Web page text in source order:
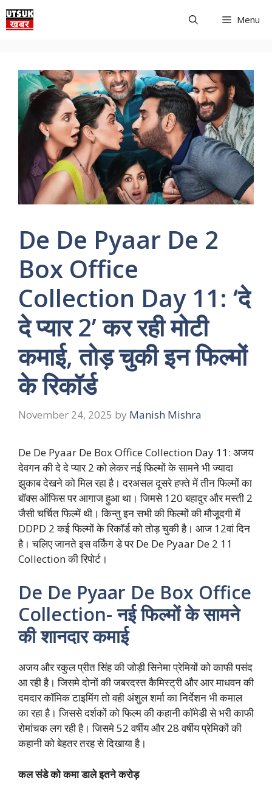
Skip
to
Menu
De De Pyaar De 2
Box Office
Collection Day 11: ‘दे
दे प्यार 2’ कर रही मोटी
कमाई, तोड़ चुकी इन फिल्मों
के रिकॉर्ड
November 24, 2025 by Manish Mishra
De De Pyaar De Box Office Collection Day 11: अजय
देवगन की दे दे प्यार 2 को लेकर नई फिल्मों के सामने भी ज्यादा
झुकाब देखने को मिल रहा है। दरअसल दूसरे हफ्ते में तीन फिल्मों का
बॉक्स ऑफिस पर आगाज हुआ था। जिमसे 120 बहादुर और मस्ती 2
जैसी चर्चित फिल्में थी। किन्तु इन सभी की फिल्मों की मौजूदगी में
DDPD 2 कई फिल्मों के रिकॉर्ड को तोड़ चुकी है। आज 12वां दिन
है। चलिए जानते इस वर्किंग डे पर De De Pyaar De 2 11
Collection की रिपोर्ट।
De De Pyaar De Box Office
Collection- नई फिल्मों के सामने
की शानदार कमाई
अजय और रकुल प्रीत सिंह की जोड़ी सिनेमा प्रेमियों को काफी पसंद
आ रही है। जिसमे दोनों की जबरदस्त कैमिस्ट्री और आर माधवन की
दमदार कॉमिक टाइमिंग तो वही अंशुल शर्मा का निर्देशन भी कमाल
का रहा है। जिससे दर्शकों को फिल्म की कहानी कॉमेडी से भरी काफी
रोमांचक लग रही है। जिसमे 52 वर्षीय और 28 वर्षीय प्रेमिकों की
कहानी को बेहतर तरह से दिखाया है।
कल संडे को कमा डाले इतने करोड़